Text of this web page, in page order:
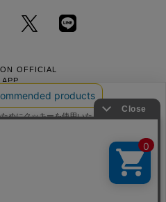
OFFICIAL
APP
特定商取引法に基づく通販の表記
めにクッキーを使用いたします。ボタン
ッキーを通じて収集する情報には「お客
クッキーポリシ